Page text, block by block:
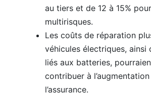
au tiers et de 12 à 15%
multirisques.
Les coûts de réparation
véhicules électriques, ainsi
liés aux batteries,
contribuer à
l’assurance.